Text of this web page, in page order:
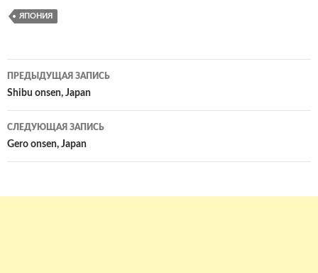
ЯПОНИЯ
Навигация
по
записям
ПРЕДЫДУЩАЯ ЗАПИСЬ
Shibu onsen, Japan
СЛЕДУЮЩАЯ ЗАПИСЬ
Gero onsen, Japan